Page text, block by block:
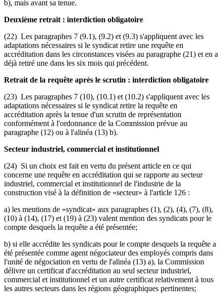
b), mais avant sa tenue.
Deuxième retrait : interdiction obligatoire
(22) Les paragraphes 7 (9.1), (9.2) et (9.3) s'appliquent avec les
adaptations nécessaires si le syndicat retire une requête en
accréditation dans les circonstances visées au paragraphe (21) et en a
déjà retiré une dans les six mois qui précédent.
Retrait de la requête après le scrutin : interdiction obligatoire
(23) Les paragraphes 7 (10), (10.1) et (10.2) s'appliquent avec les
adaptations nécessaires si le syndicat retire la requête en
accréditation après la tenue d'un scrutin de représentation
conformément à l'ordonnance de la Commission prévue au
paragraphe (12) ou à l'alinéa (13) b).
Secteur industriel, commercial et institutionnel
(24) Si un choix est fait en vertu du présent article en ce qui
concerne une requête en accréditation qui se rapporte au secteur
industriel, commercial et institutionnel de l'industrie de la
construction visé à la définition de «secteur» à l'article 126 :
a) les mentions de «syndicat» aux paragraphes (1), (2), (4), (7), (8),
(10) à (14), (17) et (19) à (23) valent mention des syndicats pour le
compte desquels la requête a été présentée;
b) si elle accrédite les syndicats pour le compte desquels la requête a
été présentée comme agent négociateur des employés compris dans
l'unité de négociation en vertu de l'alinéa (13) a), la Commission
délivre un certificat d'accréditation au seul secteur industriel,
commercial et institutionnel et un autre certificat relativement à tous
les autres secteurs dans les régions géographiques pertinentes;